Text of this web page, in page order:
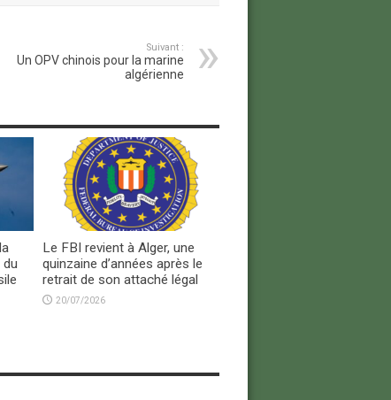
Suivant :
Un OPV chinois pour la marine
algérienne
Le FBI revient à Alger, une
quinzaine d’années après le
retrait de son attaché légal
20/07/2026